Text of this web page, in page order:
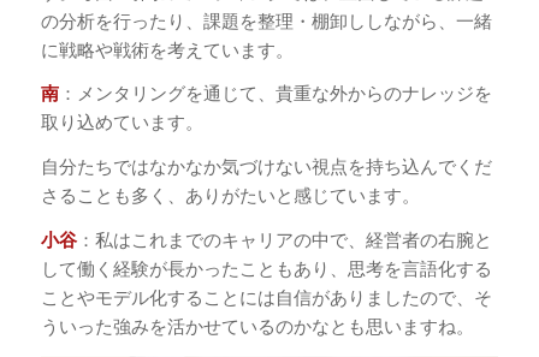
の分析を行ったり、課題を整理・棚卸ししながら、一緒
に戦略や戦術を考えています。
南：メンタリングを通じて、貴重な外からのナレッジを
取り込めています。
自分たちではなかなか気づけない視点を持ち込んでくだ
さることも多く、ありがたいと感じています。
小谷：私はこれまでのキャリアの中で、経営者の右腕と
して働く経験が長かったこともあり、思考を言語化する
ことやモデル化することには自信がありましたので、そ
ういった強みを活かせているのかなとも思いますね。